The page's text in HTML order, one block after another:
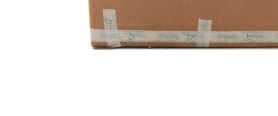
Seven Italy